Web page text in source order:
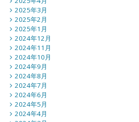
2025年3月
2025年2月
2025年1月
2024年12月
2024年11月
2024年10月
2024年9月
2024年8月
2024年7月
2024年6月
2024年5月
2024年4月